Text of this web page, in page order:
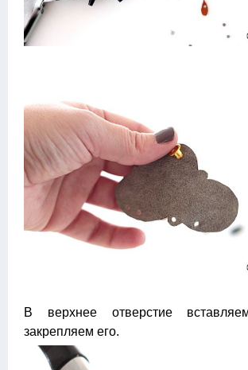
В верхнее отверстие
закрепляем его.